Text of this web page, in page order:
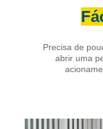
Precisa de
abrir uma